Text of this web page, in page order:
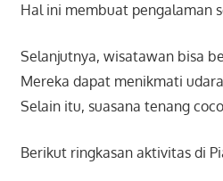
Hal ini membuat pengalaman
Selanjutnya, wisatawan bisa
Mereka dapat menikmati
Selain itu, suasana tenang
Berikut ringkasan aktivitas di